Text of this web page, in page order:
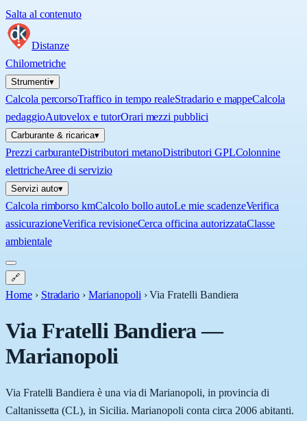
Salta al contenuto
Distanze
Chilometriche
Strumenti▾
Calcola percorsoTraffico in tempo realeStradario e mappeCalcola
pedaggioAutovelox e tutorOrari mezzi pubblici
Carburante & ricarica▾
Prezzi carburanteDistributori metanoDistributori GPLColonnine
elettricheAree di servizio
Servizi auto▾
Calcola rimborso kmCalcolo bollo autoLe mie scadenzeVerifica
assicurazioneVerifica revisioneCerca officina autorizzataClasse
ambientale
🔗
Home › Stradario › Marianopoli ›Via Fratelli Bandiera
Via Fratelli Bandiera—
Marianopoli
Via Fratelli Bandiera è una via di Marianopoli, in provincia di
Caltanissetta (CL), in Sicilia. Marianopoli conta circa 2006 abitanti.